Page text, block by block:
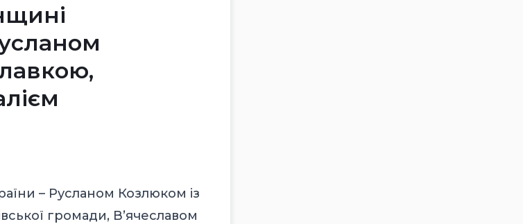
– Русланом Козлюком із
громади, Вʼячеславом